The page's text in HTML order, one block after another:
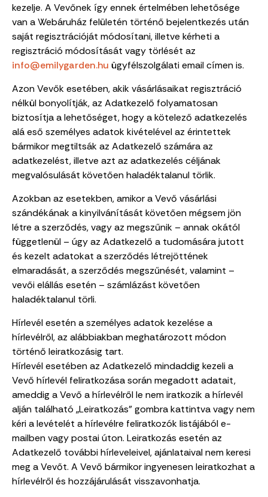
kezelje. A Vevőnek így ennek értelmében lehetősége
van a Webáruház felületén történő bejelentkezés után
saját regisztrációját módosítani, illetve kérheti a
regisztráció módosítását vagy törlését az
info@emilygarden.hu ügyfélszolgálati email címen is.
Azon Vevők esetében, akik vásárlásaikat regisztráció
nélkül bonyolítják, az Adatkezelő folyamatosan
biztosítja a lehetőséget, hogy a kötelező adatkezelés
alá eső személyes adatok kivételével az érintettek
bármikor megtiltsák az Adatkezelő számára az
adatkezelést, illetve azt az adatkezelés céljának
megvalósulását követően haladéktalanul törlik.
Azokban az esetekben, amikor a Vevő vásárlási
szándékának a kinyilvánítását követően mégsem jön
létre a szerződés, vagy az megszűnik – annak okától
függetlenül – úgy az Adatkezelő a tudomására jutott
és kezelt adatokat a szerződés létrejöttének
elmaradását, a szerződés megszűnését, valamint –
vevői elállás esetén – számlázást követően
haladéktalanul törli.
Hírlevél esetén a személyes adatok kezelése a
hírlevélről, az alábbiakban meghatározott módon
történő leiratkozásig tart.
Hírlevél esetében az Adatkezelő mindaddig kezeli a
Vevő hírlevél feliratkozása során megadott adatait,
ameddig a Vevő a hírlevélről le nem iratkozik a hírlevél
alján található „Leiratkozás” gombra kattintva vagy nem
kéri a levételét a hírlevélre feliratkozók listájából e-
mailben vagy postai úton. Leiratkozás esetén az
Adatkezelő további hírleveleivel, ajánlataival nem keresi
meg a Vevőt. A Vevő bármikor ingyenesen leiratkozhat a
hírlevélről és hozzájárulását visszavonhatja.